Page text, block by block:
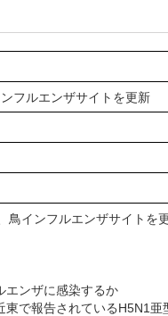
フルエンザサイトを更新
インフルエンザサイトを
エンザに感染するか
で報告されているH5N1亜